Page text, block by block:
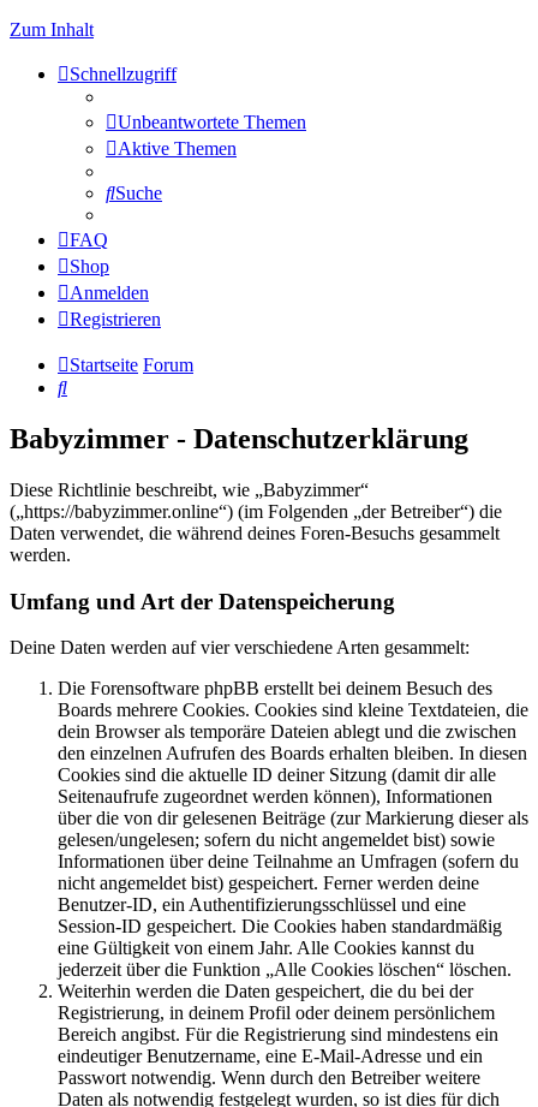
Zum Inhalt
Schnellzugriff
Unbeantwortete Themen
Aktive Themen
Suche
FAQ
Shop
Anmelden
Registrieren
Startseite Forum
Suche
Babyzimmer - Datenschutzerklärung
Diese Richtlinie beschreibt, wie „Babyzimmer“
(„https://babyzimmer.online“) (im Folgenden „der Betreiber“) die
Daten verwendet, die während deines Foren-Besuchs gesammelt
werden.
Umfang und Art der Datenspeicherung
Deine Daten werden auf vier verschiedene Arten gesammelt:
Die Forensoftware phpBB erstellt bei deinem Besuch des
Boards mehrere Cookies. Cookies sind kleine Textdateien, die
dein Browser als temporäre Dateien ablegt und die zwischen
den einzelnen Aufrufen des Boards erhalten bleiben. In diesen
Cookies sind die aktuelle ID deiner Sitzung (damit dir alle
Seitenaufrufe zugeordnet werden können), Informationen
über die von dir gelesenen Beiträge (zur Markierung dieser als
gelesen/ungelesen; sofern du nicht angemeldet bist) sowie
Informationen über deine Teilnahme an Umfragen (sofern du
nicht angemeldet bist) gespeichert. Ferner werden deine
Benutzer-ID, ein Authentifizierungsschlüssel und eine
Session-ID gespeichert. Die Cookies haben standardmäßig
eine Gültigkeit von einem Jahr. Alle Cookies kannst du
jederzeit über die Funktion „Alle Cookies löschen“ löschen.
Weiterhin werden die Daten gespeichert, die du bei der
Registrierung, in deinem Profil oder deinem persönlichem
Bereich angibst. Für die Registrierung sind mindestens ein
eindeutiger Benutzername, eine E-Mail-Adresse und ein
Passwort notwendig. Wenn durch den Betreiber weitere
Daten als notwendig festgelegt wurden, so ist dies für dich